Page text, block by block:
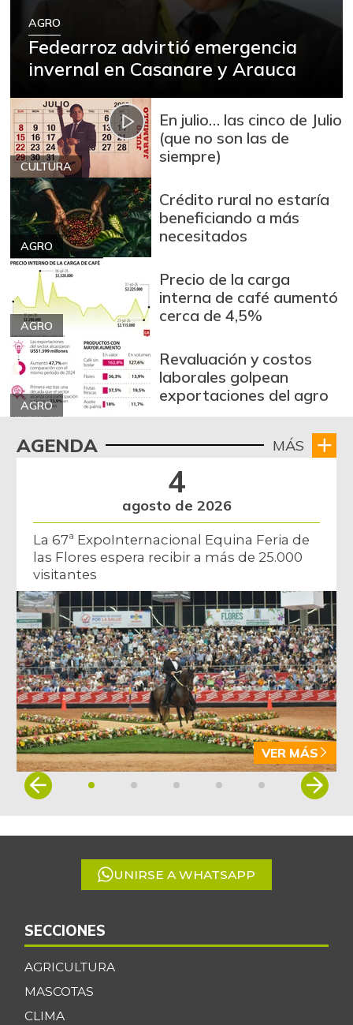
AGRO
Fedearroz advirtió emergencia
invernal en Casanare y Arauca
CULTURA
En julio… las cinco de Julio
(que no son las de
siempre)
AGRO
Crédito rural no estaría
beneficiando a más
necesitados
AGRO
Precio de la carga
interna de café aumentó
cerca de 4,5%
AGRO
Revaluación y costos
laborales golpean
exportaciones del agro
AGENDA MÁS
4
agosto de 2026
La 67ª ExpoInternacional Equina Feria de
las Flores espera recibir a más de 25.000
visitantes
VER MÁS
Item
5
UNIRSE A WHATSAPP
SECCIONES
AGRICULTURA
MASCOTAS
CLIMA